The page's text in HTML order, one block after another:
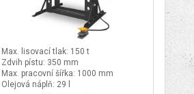
Max. lisovací tlak: 150 t
Zdvih pístu: 350 mm
Max. pracovní šířka: 1000 mm
Olejová náplň: 29 l